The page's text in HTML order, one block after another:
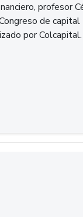
profesor
de capital
por